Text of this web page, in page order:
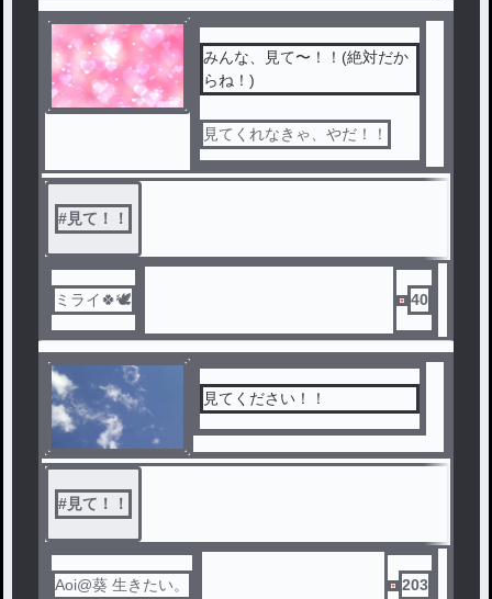
みんな、見て〜！！(絶対だか
らね！)
見てくれなきゃ、やだ！！
#見て！！
ミライ🍀🕊 40
見てください！！
#見て！！
Aoi@葵 生きたい。 203